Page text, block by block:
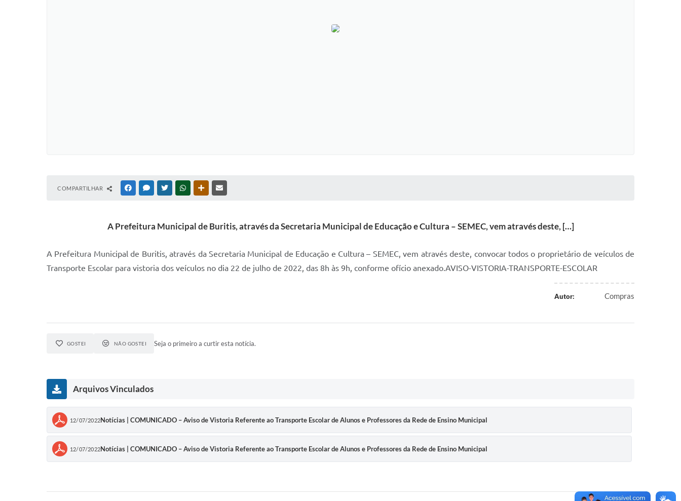
COMPARTILHAR FACEBOOKMESSENGER
TWITTERWHATSAPPOUTRAS MÍDIAS
A Prefeitura Municipal de Buritis, através da Secretaria Municipal de Educação e Cultura – SEMEC, vem através deste, […]
A Prefeitura Municipal de Buritis, através da Secretaria Municipal de Educação e Cultura – SEMEC, vem através deste, convocar todos o proprietário de veículos de
Transporte Escolar para vistoria dos veículos no dia 22 de julho de 2022, das 8h às 9h, conforme ofício anexado.AVISO-VISTORIA-TRANSPORTE-ESCOLAR
Autor: Compras
GOSTEI NÃO GOSTEI Seja o primeiro a curtir esta notícia.
Arquivos Vinculados
12/07/2022Notícias | COMUNICADO – Aviso de Vistoria Referente ao Transporte Escolar de Alunos e Professores da Rede de Ensino Municipal
12/07/2022Notícias | COMUNICADO – Aviso de Vistoria Referente ao Transporte Escolar de Alunos e Professores da Rede de Ensino Municipal